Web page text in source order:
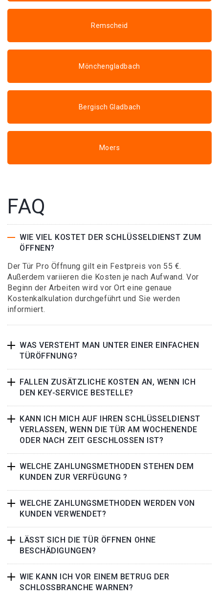
Remscheid
Mönchengladbach
Bergisch Gladbach
Moers
FAQ
WIE VIEL KOSTET DER SCHLÜSSELDIENST ZUM
ÖFFNEN?
Der Tür Pro Öffnung gilt ein Festpreis von 55 €.
Außerdem variieren die Kosten je nach Aufwand. Vor
Beginn der Arbeiten wird vor Ort eine genaue
Kostenkalkulation durchgeführt und Sie werden
informiert.
WAS VERSTEHT MAN UNTER EINER EINFACHEN
TÜRÖFFNUNG?
FALLEN ZUSÄTZLICHE KOSTEN AN, WENN ICH
DEN KEY-SERVICE BESTELLE?
KANN ICH MICH AUF IHREN SCHLÜSSELDIENST
VERLASSEN, WENN DIE TÜR AM WOCHENENDE
ODER NACH ZEIT GESCHLOSSEN IST?
WELCHE ZAHLUNGSMETHODEN STEHEN DEM
KUNDEN ZUR VERFÜGUNG ?
WELCHE ZAHLUNGSMETHODEN WERDEN VON
KUNDEN VERWENDET?
LÄSST SICH DIE TÜR ÖFFNEN OHNE
BESCHÄDIGUNGEN?
WIE KANN ICH VOR EINEM BETRUG DER
SCHLOSSBRANCHE WARNEN?